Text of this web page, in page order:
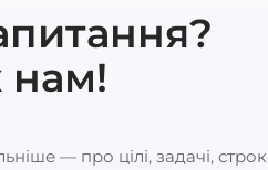
нам!
— про цілі, задачі,